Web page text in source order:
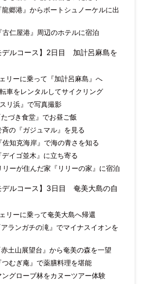
郷港』からボートシュノーケルに出
仁屋港』周辺のホテルに宿泊
デルコース】2日目 加計呂麻島を
ーに乗って『加計呂麻島』へ
をレンタルしてサイクリング
リ浜』で写真撮影
づき食堂』でお昼ご飯
の『ガジュマル』を見る
知克海岸』で海の青さを知る
イゴ並木』に立ち寄る
ーが住んだ家『リリーの家』に宿泊
デルコース】3日目 奄美大島の自
ーに乗って奄美大島へ帰還
ランガチの滝』でマイナスイオンを
土山展望台』から奄美の森を一望
むぎ庵』で薬膳料理を堪能
グローブ林をカヌーツアー体験